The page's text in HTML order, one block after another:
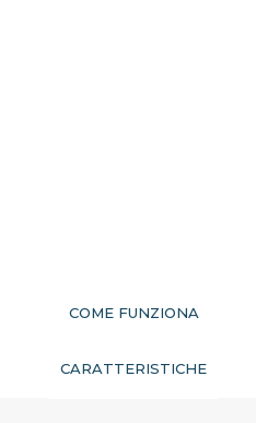
COME FUNZIONA
CARATTERISTICHE